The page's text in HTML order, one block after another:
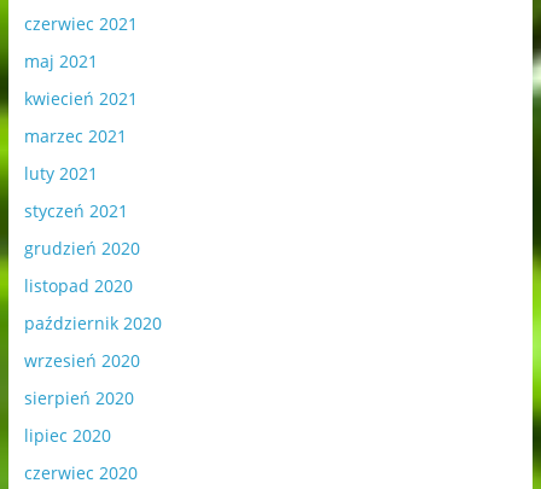
czerwiec 2021
maj 2021
kwiecień 2021
marzec 2021
luty 2021
styczeń 2021
grudzień 2020
listopad 2020
październik 2020
wrzesień 2020
sierpień 2020
lipiec 2020
czerwiec 2020